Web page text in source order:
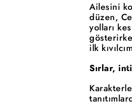
Ailesini
düzen,
yolları
ilk
Sırlar,